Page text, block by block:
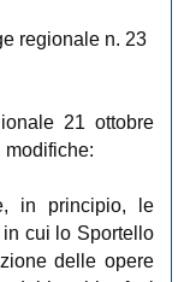
regionale n. 23
21 ottobre
modifiche:
in principio, le
in cui lo Sportello
delle opere